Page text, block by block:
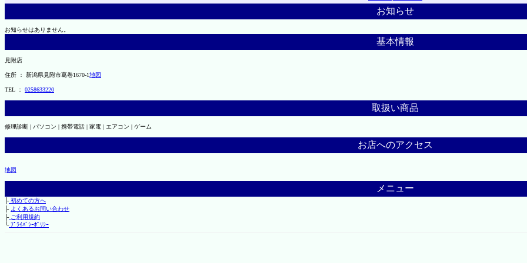
お知らせ
お知らせはありません。
基本情報
見附店
住所 ： 新潟県見附市葛巻1670-1地図
TEL ： 0258633220
取扱い商品
修理診断 | パソコン | 携帯電話 | 家電 | エアコン | ゲーム
お店へのアクセス
地図
メニュー
├初めての方へ
├ よくあるお問い合わせ
├ご利用規約
└ﾌﾟﾗｲﾊﾞｼｰﾎﾟﾘｼｰ